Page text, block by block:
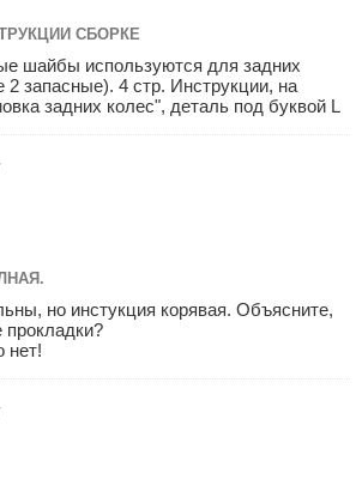
СБОРКЕ
шайбы используются для задних
2 запасные). 4 стр. Инструкции, на
задних колес", деталь под буквой L
но инстукция корявая. Объясните,
прокладки?
нет!